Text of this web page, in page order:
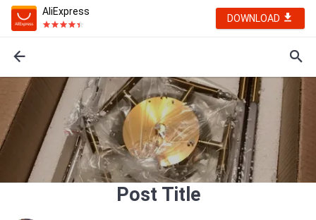
AliExpress
DOWNLOAD
Post Title